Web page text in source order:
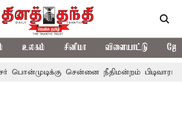
உலகம் சினிமா விளையாட்டு
சென்னை நீதிமன்றம் பிடிவாராண்ட்